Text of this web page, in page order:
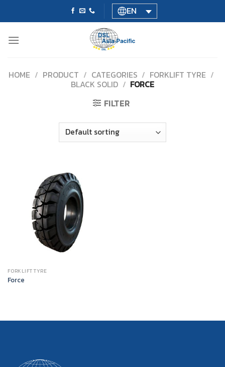
EN
HOME / PRODUCT / CATEGORIES / FORKLIFT TYRE /
BLACK SOLID / FORCE
FILTER
FORKLIFT TYRE
Force